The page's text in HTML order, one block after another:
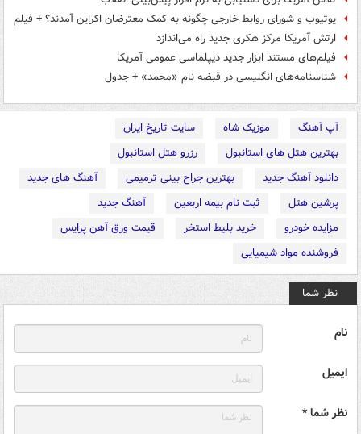
یوتیوب و شورای روابط خارجی چگونه به کمک معترضان اکراین آمدند؟ + فیلم
ارتش آمریکا مرکز هکری جدید راه می‌اندازد
فیلم‌های مستند ابزار جدید دیپلماسی عمومی آمریکا
شناسنامه‌های انگلیسی در قبضه نام «محمد» + جدول
آپ آهنگ موزیک شاه
سایت تاریخ ایران
بهترین هتل های استانبول
رزرو هتل استانبول
دانلود آهنگ جدید
بهترین جراح بینی ترمیمی
آهنگ های جدید
پرشین هتل
ثبت نام بیمه اربعین
آهنگ جدید
مزایده خودرو
خرید بلیط استخر
قیمت ورق آهن پرایس
فروشنده مواد شیمیایی
نظر شما
نام
ایمیل
نظر شما *